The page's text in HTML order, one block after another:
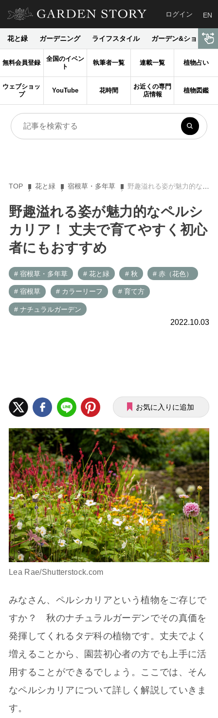
ログイン EN
花と緑 ガーデニング ライフスタイル ガーデン&ショップ
無料会員登録
全国のイベン
ト
執筆者一覧 連載一覧 植物占い
ウェブショッ
プ
YouTube 花時間
お近くの専門
店情報
植物図鑑
TOP 花と緑 宿根草・多年草 野趣溢れる姿が魅力的なペルシカリア！ 丈夫で育てやすく初心者にもおすすめ
野趣溢れる姿が魅力的なペルシ
カリア！ 丈夫で育てやすく初心
者にもおすすめ
# 宿根草・多年草 # 花と緑 # 秋 # 赤（花色）
# 宿根草 # カラーリーフ # 育て方
# ナチュラルガーデン
2022.10.03
お気に入りに追加
Lea Rae/Shutterstock.com
みなさん、ペルシカリアという植物をご存じで
すか？ 秋のナチュラルガーデンでその真価を
発揮してくれるタデ科の植物です。丈夫でよく
増えることから、園芸初心者の方でも上手に活
用することができるでしょう。ここでは、そん
なペルシカリアについて詳しく解説していきま
す。